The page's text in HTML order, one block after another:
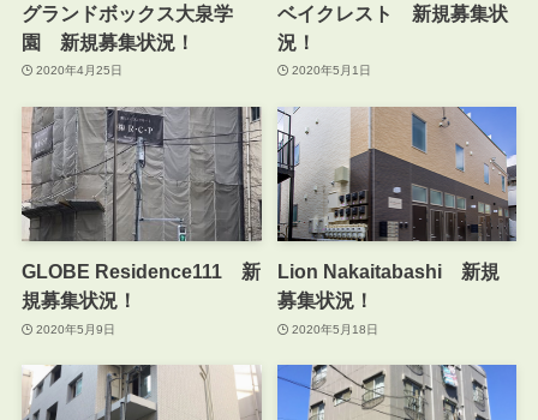
グランドボックス大泉学
園 新規募集状況！
2020年4月25日
ベイクレスト 新規募集状
況！
2020年5月1日
GLOBE Residence111 新
規募集状況！
2020年5月9日
Lion Nakaitabashi 新規
募集状況！
2020年5月18日